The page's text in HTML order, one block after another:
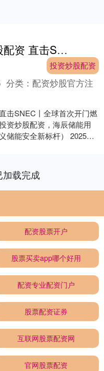
投资炒股配资 直击SNEC丨全球首次开门燃烧试验成功，海辰储能用极限测试定义储能安全新标杆
投资炒股配资
分类：配资炒股官方注
击SNEC丨全球首次开门燃
资炒股配资，海辰储能用
储能安全新标杆） 2025年6
加载完成
配资股票开户
股票买卖app哪个好用
配资专业配资门户
股票配资证券
互联网股票配资网
官网股票配资